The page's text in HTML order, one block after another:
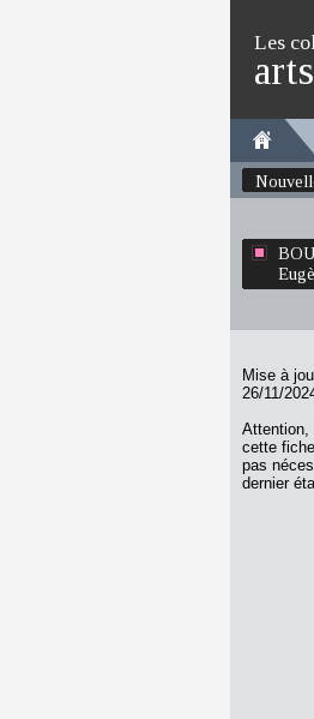
Les
Mise à
26/11/
Attention,
cette
pas
dernier